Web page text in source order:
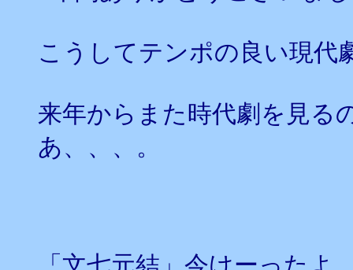
こうしてテンポの良い現代
来年からまた時代劇を見る
あ、、、。